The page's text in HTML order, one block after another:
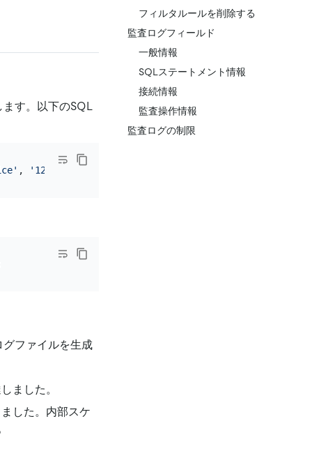
す。以下のSQL
, '123456'
ファイルを生成
ました。
した。内部スケ
フィルタルールを削除する
監査ログフィールド
一般情報
SQLステートメント情報
接続情報
監査操作情報
監査ログの制限